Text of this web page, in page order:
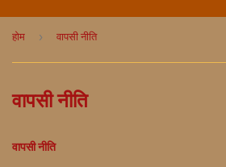
होम › वापसी नीति
वापसी नीति
वापसी नीति